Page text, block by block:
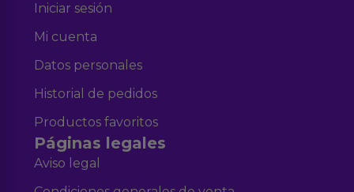
Iniciar sesión
Mi cuenta
Datos personales
Historial de pedidos
Productos favoritos
Páginas legales
Aviso legal